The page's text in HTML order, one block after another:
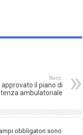
Succ.
il piano di
ambulatoriale
obbligatori sono